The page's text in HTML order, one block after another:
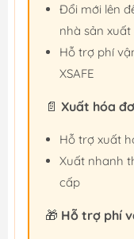
Đổi mới lên
nhà sản xuất
Hỗ trợ phí
XSAFE
📄 Xuất hóa
Hỗ trợ xuất
Xuất nhanh
cấp
🎁 Hỗ trợ phí